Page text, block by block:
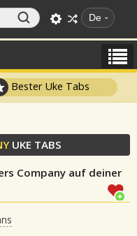
De
Bester Uke Tabs
UKE TABS
Company auf deiner